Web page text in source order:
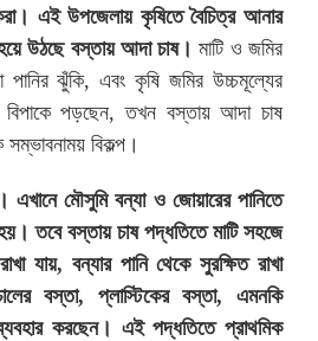
এই উপজেলায় কৃষিতে বৈচিত্র আনার
উঠছে বস্তায় আদা চাষ।মাটি ও জমির
পানির ঝুঁকি, এবং কৃষি জমির উচ্চমূল্যের
পড়ছেন, তখন বস্তায় আদা চাষ
বিকল্প।
এখানে মৌসুমি বন্যা ও জোয়ারের পানিতে
তবে বস্তায় চাষ পদ্ধতিতে মাটি সহজে
যায়, বন্যার পানি থেকে সুরক্ষিত রাখা
বস্তা, প্লাস্টিকের বস্তা, এমনকি
করছেন। এই পদ্ধতিতে প্রাথমিক